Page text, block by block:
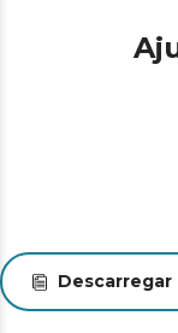
Descarregar